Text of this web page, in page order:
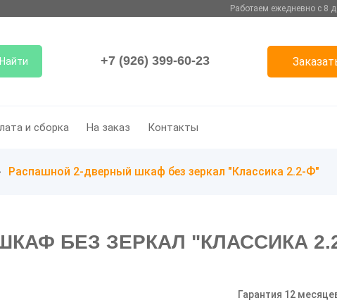
Работаем ежедневно с 8
Найти +7 (926) 399-60-23
и сборка На заказ Контакты
Распашной 2-дверный шкаф без зеркал "Классика 2.2-Ф"
БЕЗ ЗЕРКАЛ "КЛАССИКА
Гарантия 12